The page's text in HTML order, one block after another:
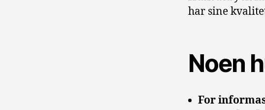
har sine
Noen
For